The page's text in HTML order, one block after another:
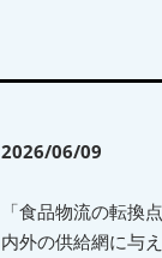
2026/06/09
「食品物流の転換
内外の供給網に与